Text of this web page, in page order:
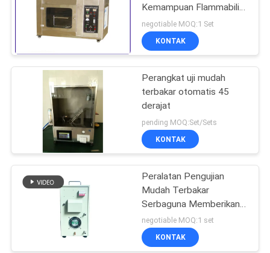
PABRIK
HUBUNGI
BERITA
PERMINTAAN
PENAWARAN
SITEMAP
Kemampuan Flammability
ISO 9772
negotiable MOQ:1 Set
KONTAK
Perangkat uji mudah
terbakar otomatis 45
derajat
pending MOQ:Set/Sets
KONTAK
Peralatan Pengujian
Mudah Terbakar
Serbaguna Memberikan
Paparan Api yang Dapat
Disesuaikan dan Kalibrasi
Mudah untuk Pengujian
negotiable MOQ:1 set
KONTAK